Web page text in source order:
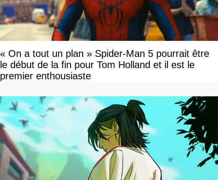
« On a tout un plan » Spider-Man 5 pourrait être
le début de la fin pour Tom Holland et il est le
premier enthousiaste